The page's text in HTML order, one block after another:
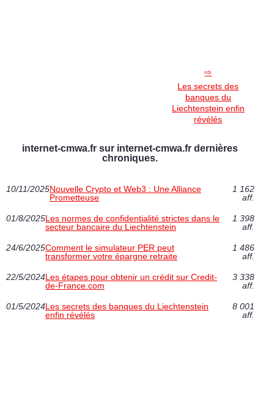
Les secrets des
banques du
Liechtenstein enfin
révélés
internet-cmwa.fr sur internet-cmwa.fr dernières
chroniques.
10/11/2025Nouvelle Crypto et Web3 : Une Alliance
Prometteuse
1 162
aff.
01/8/2025Les normes de confidentialité strictes dans le
secteur bancaire du Liechtenstein
1 398
aff.
24/6/2025Comment le simulateur PER peut
transformer votre épargne retraite
1 486
aff.
22/5/2024Les étapes pour obtenir un crédit sur Credit-
de-France.com
3 338
aff.
01/5/2024Les secrets des banques du Liechtenstein
enfin révélés
8 001
aff.